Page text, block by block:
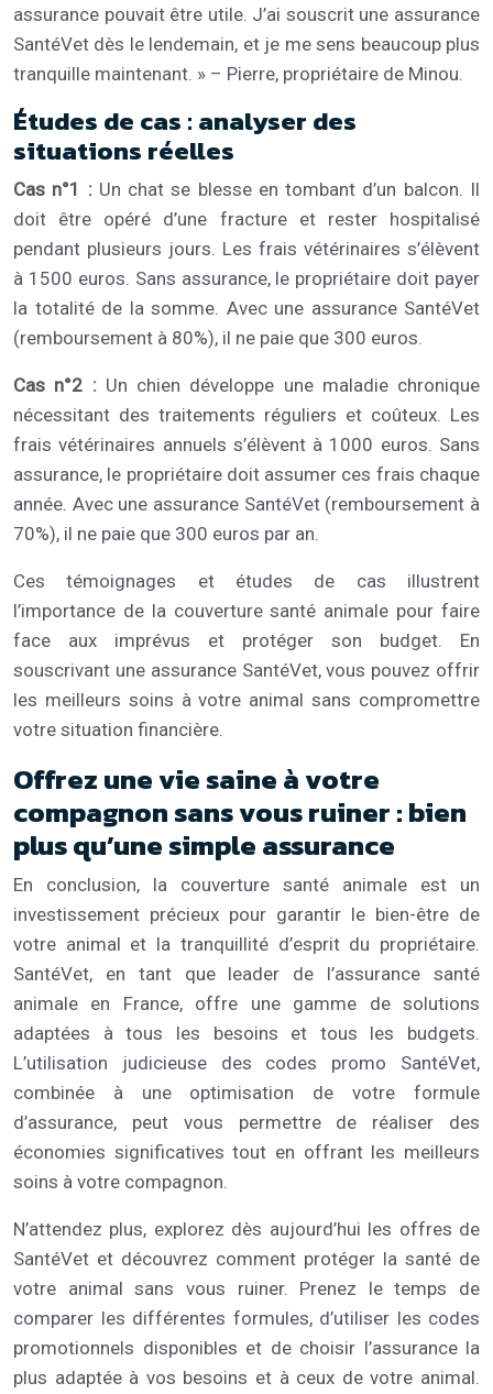
assurance pouvait être utile. J’ai souscrit une assurance
SantéVet dès le lendemain, et je me sens beaucoup plus
tranquille maintenant. » – Pierre, propriétaire de Minou.
Études de cas : analyser des
situations réelles
Cas n°1 : Un chat se blesse en tombant d’un balcon. Il
doit être opéré d’une fracture et rester hospitalisé
pendant plusieurs jours. Les frais vétérinaires s’élèvent
à 1500 euros. Sans assurance, le propriétaire doit payer
la totalité de la somme. Avec une assurance SantéVet
(remboursement à 80%), il ne paie que 300 euros.
Cas n°2 : Un chien développe une maladie chronique
nécessitant des traitements réguliers et coûteux. Les
frais vétérinaires annuels s’élèvent à 1000 euros. Sans
assurance, le propriétaire doit assumer ces frais chaque
année. Avec une assurance SantéVet (remboursement à
70%), il ne paie que 300 euros par an.
Ces témoignages et études de cas illustrent
l’importance de la couverture santé animale pour faire
face aux imprévus et protéger son budget. En
souscrivant une assurance SantéVet, vous pouvez offrir
les meilleurs soins à votre animal sans compromettre
votre situation financière.
Offrez une vie saine à votre
compagnon sans vous ruiner : bien
plus qu’une simple assurance
En conclusion, la couverture santé animale est un
investissement précieux pour garantir le bien-être de
votre animal et la tranquillité d’esprit du propriétaire.
SantéVet, en tant que leader de l’assurance santé
animale en France, offre une gamme de solutions
adaptées à tous les besoins et tous les budgets.
L’utilisation judicieuse des codes promo SantéVet,
combinée à une optimisation de votre formule
d’assurance, peut vous permettre de réaliser des
économies significatives tout en offrant les meilleurs
soins à votre compagnon.
N’attendez plus, explorez dès aujourd’hui les offres de
SantéVet et découvrez comment protéger la santé de
votre animal sans vous ruiner. Prenez le temps de
comparer les différentes formules, d’utiliser les codes
promotionnels disponibles et de choisir l’assurance la
plus adaptée à vos besoins et à ceux de votre animal.